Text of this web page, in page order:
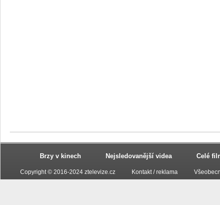
Brzy v kinech Nejsledovanější videa Celé
Copyright © 2016-2024 ztelevize.cz Kontakt / reklama